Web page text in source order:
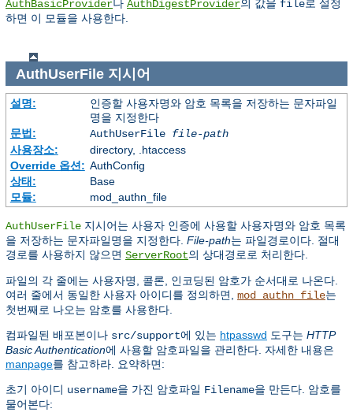
AuthBasicProvider나 AuthDigestProvider의 값을 file로 설정
하면 이 모듈을 사용한다.
AuthUserFile지시어
설명:
인증할 사용자명와 암호 목록을 저장하는 문자파일
명을 지정한다
문법:
AuthUserFile file-path
사용장소:
directory, .htaccess
Override 옵션: AuthConfig
상태:
Base
모듈:
mod_authn_file
AuthUserFile 지시어는 사용자 인증에 사용할 사용자명와 암호 목록
을 저장하는 문자파일명을 지정한다. File-path는 파일경로이다. 절대
경로를 사용하지 않으면 ServerRoot의 상대경로로 처리한다.
파일의 각 줄에는 사용자명, 콜론, 인코딩된 암호가 순서대로 나온다.
여러 줄에서 동일한 사용자 아이디를 정의하면, mod_authn_file는
첫번째로 나오는 암호를 사용한다.
컴파일된 배포본이나 src/support에 있는 htpasswd 도구는 HTTP
Basic Authentication에 사용할 암호파일을 관리한다. 자세한 내용은
manpage를 참고하라. 요약하면:
초기 아이디 username을 가진 암호파일 Filename을 만든다. 암호를
물어본다: